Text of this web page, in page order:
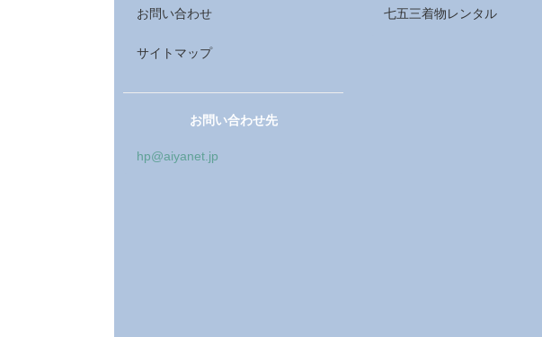
お問い合わせ
サイトマップ
お問い合わせ先
hp@aiyanet.jp
七五三着物レンタル